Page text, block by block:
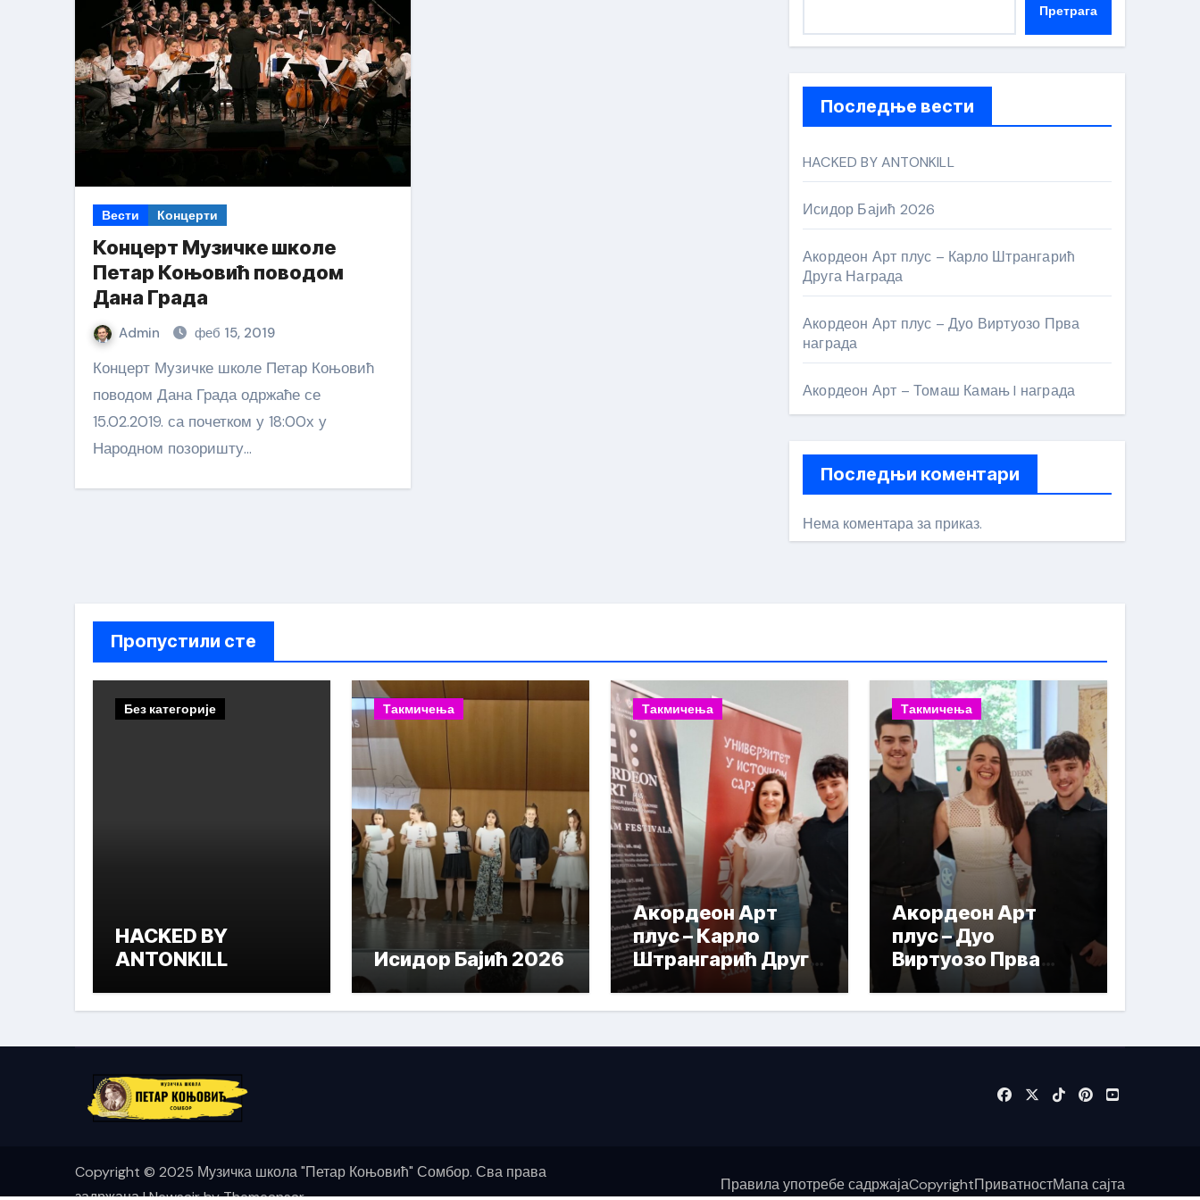
Вести Концерти
Концерт Музичке школе
Петар Коњовић поводом
Дана Града
Admin феб 15, 2019
Концерт Музичке школе Петар Коњовић
поводом Дана Града одржаће се
15.02.2019. са почетком у 18:00х у
Народном позоришту…
Претрага
Последње вести
HACKED BY ANTONKILL
Исидор Бајић 2026
Акордеон Арт плус – Карло Штрангарић
Друга Награда
Акордеон Арт плус – Дуо Виртуозо Прва
награда
Акордеон Арт – Томаш Камањ I награда
Последњи коментари
Нема коментара за приказ.
Пропустили сте
Без категорије
HACKED BY
ANTONKILL
Такмичења
Исидор Бајић 2026
Такмичења
Акордеон Арт
плус – Карло
Штрангарић Друга
Награда
Такмичења
Акордеон Арт
плус – Дуо
Виртуозо Прва
награда
Copyright © 2025 Музичка школа "Петар Коњовић" Сомбор. Сва права
Правила употребе садржајаCopyrightПриватностМапа сајта